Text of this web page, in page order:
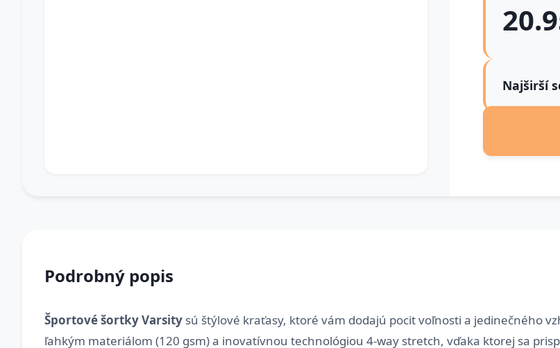
Najširší
Podrobný popis
Športové šortky Varsity sú štýlové kraťasy, ktoré vám dodajú pocit voľnosti a jedinečného
ľahkým materiálom (120 gsm) a inovatívnou technológiou 4-way stretch, vďaka ktorej sa